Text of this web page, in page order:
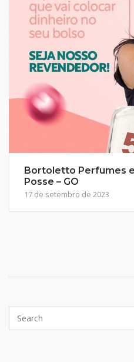
Bortoletto Perfumes
Posse – GO
17 de setembro de 2023